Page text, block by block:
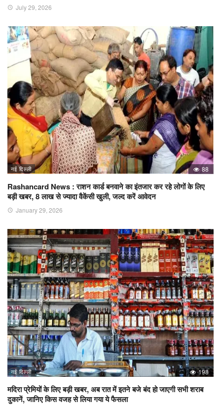
July 29, 2026
नई दिल्ली 88
Rashancard News : राशन कार्ड बनवाने का इंतजार कर रहे लोगों के लिए
बड़ी खबर, 8 लाख से ज्यादा वैकेंसी खुली, जल्द करें आवेदन
January 29, 2026
नई दिल्ली 198
मदिरा प्रेमियों के लिए बड़ी खबर, अब रात में इतने बजे बंद हो जाएगी सभी शराब
दुकानें, जानिए किस वजह से लिया गया ये फैसला